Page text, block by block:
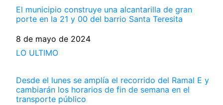
El municipio construye una alcantarilla de gran
porte en la 21 y 00 del barrio Santa Teresita
Fecha
8 de mayo de 2024
Respecto a
LO ULTIMO
Desde el lunes se amplía el recorrido del Ramal E y
cambiarán los horarios de fin de semana en el
transporte público